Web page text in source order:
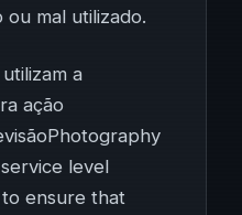
mal utilizado.
a
ação
level
ensure that